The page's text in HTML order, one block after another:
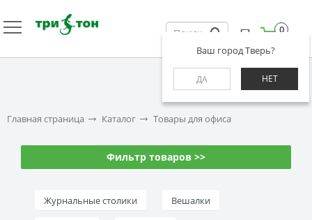
Ваш город Тверь?
ДА НЕТ
0
Главная страница Каталог Товары для офиса
Фильтр товаров >>
Журнальные столики Вешалки